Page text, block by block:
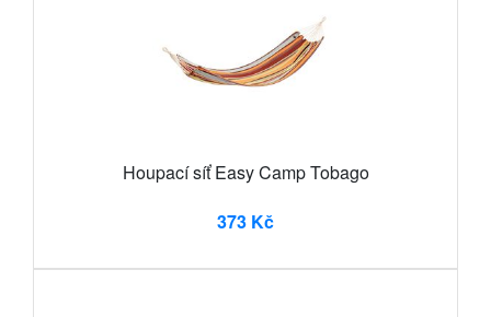
Houpací síť Easy Camp Tobago
373 Kč